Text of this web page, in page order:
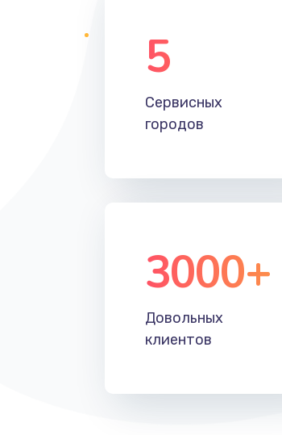
5
Сервисных
городов
3000+
Довольных
клиентов